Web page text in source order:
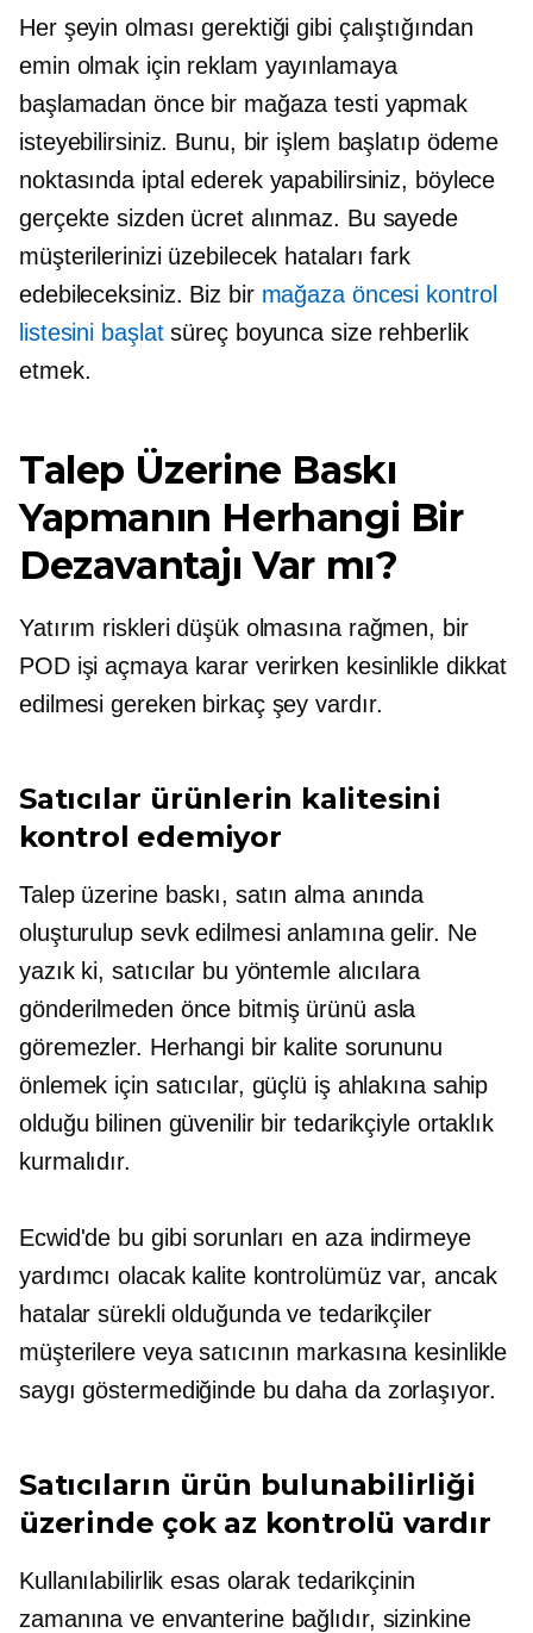
Her şeyin olması gerektiği gibi çalıştığından
emin olmak için reklam yayınlamaya
başlamadan önce bir mağaza testi yapmak
isteyebilirsiniz. Bunu, bir işlem başlatıp ödeme
noktasında iptal ederek yapabilirsiniz, böylece
gerçekte sizden ücret alınmaz. Bu sayede
müşterilerinizi üzebilecek hataları fark
edebileceksiniz. Biz bir mağaza öncesi kontrol
listesini başlatsüreç boyunca size rehberlik
etmek.
Talep Üzerine Baskı
Yapmanın Herhangi Bir
Dezavantajı Var mı?
Yatırım riskleri düşük olmasına rağmen, bir
POD işi açmaya karar verirken kesinlikle dikkat
edilmesi gereken birkaç şey vardır.
Satıcılar ürünlerin kalitesini
kontrol edemiyor
Talep üzerine baskı, satın alma anında
oluşturulup sevk edilmesi anlamına gelir. Ne
yazık ki, satıcılar bu yöntemle alıcılara
gönderilmeden önce bitmiş ürünü asla
göremezler. Herhangi bir kalite sorununu
önlemek için satıcılar, güçlü iş ahlakına sahip
olduğu bilinen güvenilir bir tedarikçiyle ortaklık
kurmalıdır.
Ecwid'de bu gibi sorunları en aza indirmeye
yardımcı olacak kalite kontrolümüz var, ancak
hatalar sürekli olduğunda ve tedarikçiler
müşterilere veya satıcının markasına kesinlikle
saygı göstermediğinde bu daha da zorlaşıyor.
Satıcıların ürün bulunabilirliği
üzerinde çok az kontrolü vardır
Kullanılabilirlik esas olarak tedarikçinin
zamanına ve envanterine bağlıdır, sizinkine